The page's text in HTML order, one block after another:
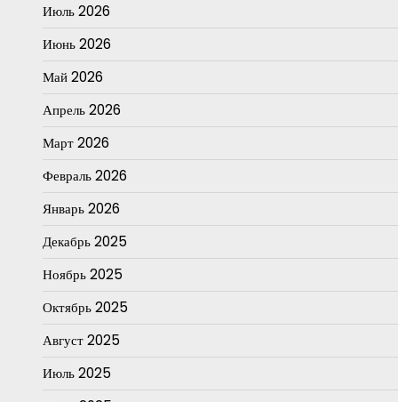
Июль 2026
Июнь 2026
Май 2026
Апрель 2026
Март 2026
Февраль 2026
Январь 2026
Декабрь 2025
Ноябрь 2025
Октябрь 2025
Август 2025
Июль 2025